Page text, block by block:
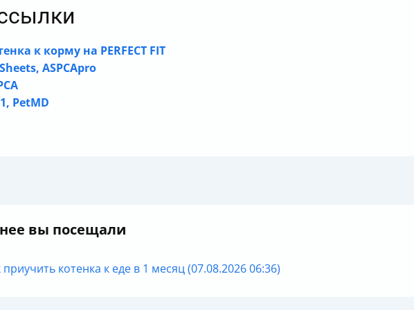
к корму на PERFECT FIT
ASPCApro
PetMD
вы посещали
приучить котенка к еде в 1 месяц (07.08.2026 06:36)